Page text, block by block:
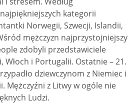
kategorii
Norwegii, Szwecji, Islandii,
mężczyzn najprzystojniejszy
zdobyli przedstawiciele
Włoch i Portugalii. Ostatnie – 21.
dziewczynom z Niemiec i
Mężczyźni z Litwy w ogóle nie
Ludzi.